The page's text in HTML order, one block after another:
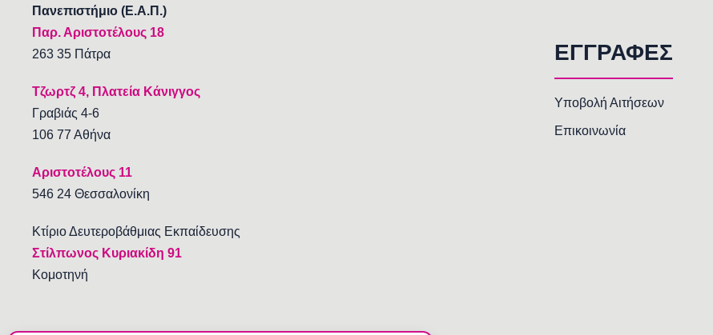
Πανεπιστήμιο (Ε.Α.Π.)
Παρ. Αριστοτέλους 18
263 35 Πάτρα
Τζωρτζ 4, Πλατεία Κάνιγγος
Γραβιάς 4-6
106 77 Αθήνα
Αριστοτέλους 11
546 24 Θεσσαλονίκη
Κτίριο Δευτεροβάθμιας Εκπαίδευσης
Στίλπωνος Κυριακίδη 91
Κομοτηνή
ΕΓΓΡΑΦΕΣ
Υποβολή Αιτήσεων
Επικοινωνία